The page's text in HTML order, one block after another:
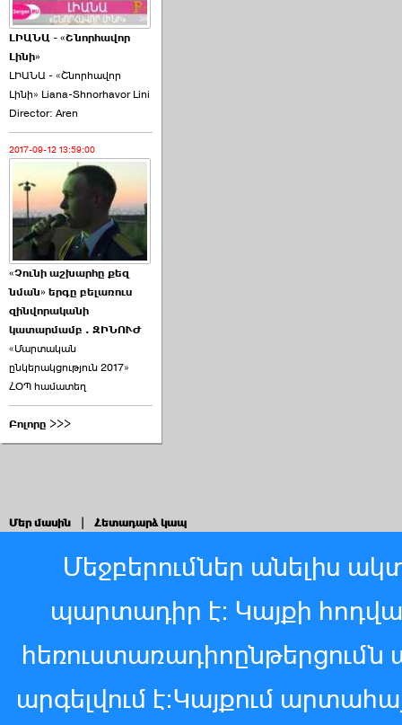
ԼԻԱՆԱ - «Շնորհավոր
Լինի»
ԼԻԱՆԱ - «Շնորհավոր
Լինի» Liana-Shnorhavor Lini
Director: Aren
2017-09-12 13:59:00
«Չունի աշխարհը քեզ
նման» երգը բելառուս
զինվորականի
կատարմամբ . ԶԻՆՈՒԺ
«Մարտական
ընկերակցություն 2017»
ՀՕՊ համատեղ
Բոլորը >>>
Մեր մասին Հետադարձ կապ
Մեջբերումներ անելիս
պարտադիր է: Կայքի
հեռուստառադիոընթերցումն
արգելվում է:Կայքում